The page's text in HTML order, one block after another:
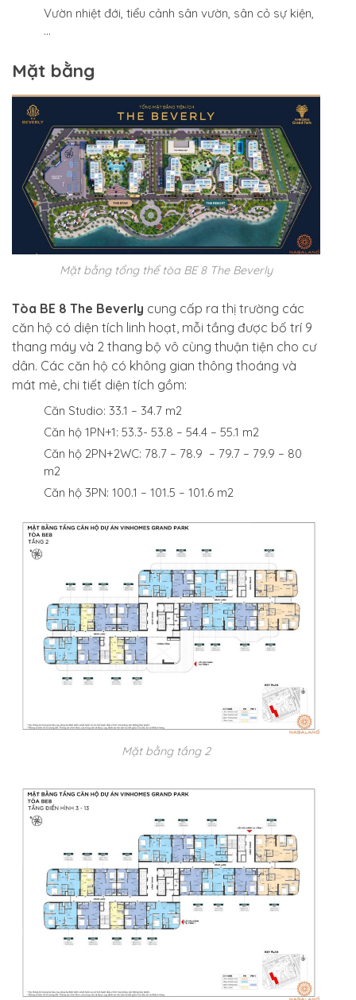
Vườn nhiệt đới, tiểu cảnh sân vườn, sân cỏ sự kiện,
…
Mặt bằng
Mặt bằng tổng thể tòa BE 8 The Beverly
Tòa BE 8 The Beverly cung cấp ra thị trường các
căn hộ có diện tích linh hoạt, mỗi tầng được bố trí 9
thang máy và 2 thang bộ vô cùng thuận tiện cho cư
dân. Các căn hộ có không gian thông thoáng và
mát mẻ, chi tiết diện tích gồm:
Căn Studio: 33.1 – 34.7 m2
Căn hộ 1PN+1: 53.3- 53.8 – 54.4 – 55.1 m2
Căn hộ 2PN+2WC: 78.7 – 78.9 – 79.7 – 79.9 – 80
m2
Căn hộ 3PN: 100.1 – 101.5 – 101.6 m2
Mặt bằng tầng 2